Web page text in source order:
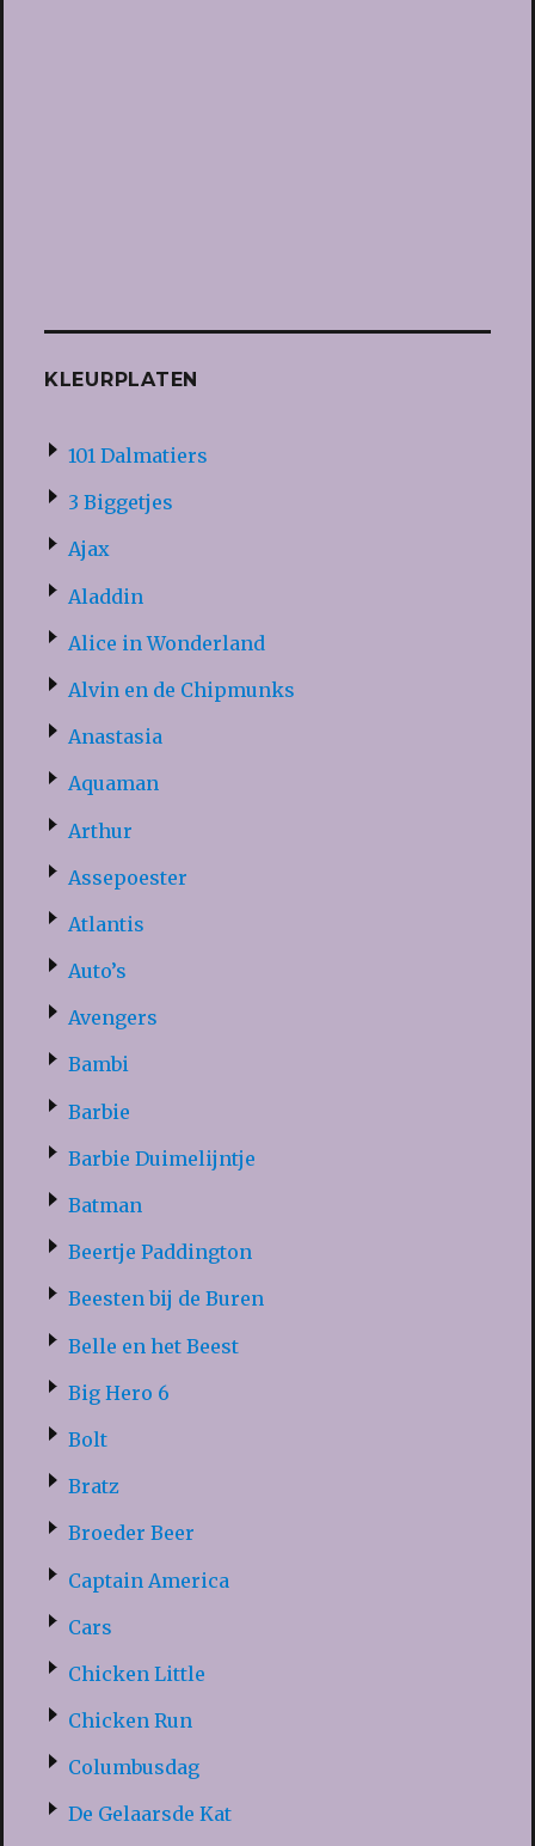
KLEURPLATEN
101 Dalmatiers
3 Biggetjes
Ajax
Aladdin
Alice in Wonderland
Alvin en de Chipmunks
Anastasia
Aquaman
Arthur
Assepoester
Atlantis
Auto’s
Avengers
Bambi
Barbie
Barbie Duimelijntje
Batman
Beertje Paddington
Beesten bij de Buren
Belle en het Beest
Big Hero 6
Bolt
Bratz
Broeder Beer
Captain America
Cars
Chicken Little
Chicken Run
Columbusdag
De Gelaarsde Kat